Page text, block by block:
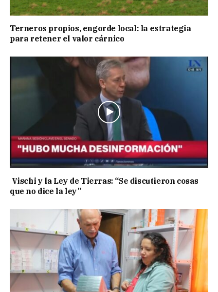
Terneros propios, engorde local: la estrategia
para retener el valor cárnico
Vischi y la Ley de Tierras: “Se discutieron cosas
que no dice la ley”